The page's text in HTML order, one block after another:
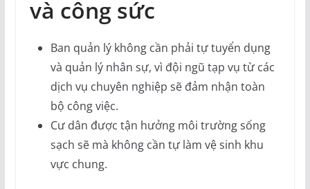
và công sức
Ban quản lý không cần phải tự tuyển dụng
và quản lý nhân sự, vì đội ngũ tạp vụ từ các
dịch vụ chuyên nghiệp sẽ đảm nhận toàn
bộ công việc.
Cư dân được tận hưởng môi trường sống
sạch sẽ mà không cần tự làm vệ sinh khu
vực chung.